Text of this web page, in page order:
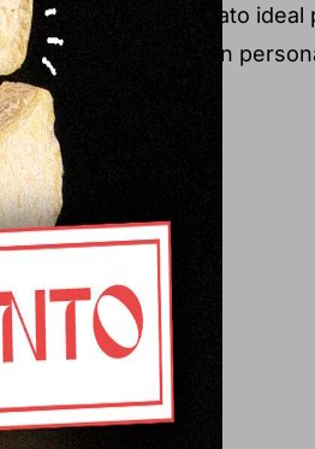
camperas. Un formato ideal
tierno pero con